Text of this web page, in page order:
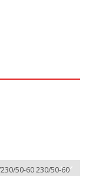
230/50-60 230/50-60